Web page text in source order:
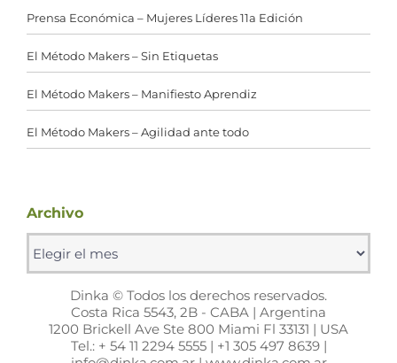
Prensa Económica – Mujeres Líderes 11a Edición
El Método Makers – Sin Etiquetas
El Método Makers – Manifiesto Aprendiz
El Método Makers – Agilidad ante todo
Archivo
Archivo
Dinka © Todos los derechos reservados.
Costa Rica 5543, 2B - CABA | Argentina
1200 Brickell Ave Ste 800 Miami Fl 33131 | USA
Tel.: + 54 11 2294 5555 | +1 305 497 8639 |